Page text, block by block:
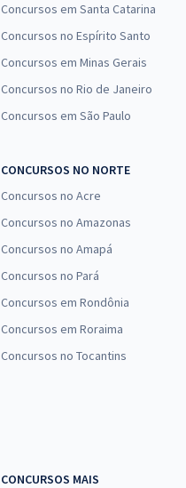
Concursos em Santa Catarina
Concursos no Espírito Santo
Concursos em Minas Gerais
Concursos no Rio de Janeiro
Concursos em São Paulo
CONCURSOS NO NORTE
Concursos no Acre
Concursos no Amazonas
Concursos no Amapá
Concursos no Pará
Concursos em Rondônia
Concursos em Roraima
Concursos no Tocantins
CONCURSOS MAIS